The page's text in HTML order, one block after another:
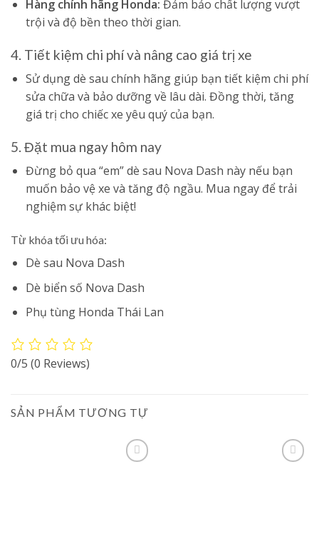
Hàng chính hãng Honda: Đảm bảo chất lượng vượt
trội và độ bền theo thời gian.
4. Tiết kiệm chi phí và nâng cao giá trị xe
Sử dụng dè sau chính hãng giúp bạn tiết kiệm chi phí
sửa chữa và bảo dưỡng về lâu dài. Đồng thời, tăng
giá trị cho chiếc xe yêu quý của bạn.
5. Đặt mua ngay hôm nay
Đừng bỏ qua “em” dè sau Nova Dash này nếu bạn
muốn bảo vệ xe và tăng độ ngầu. Mua ngay để trải
nghiệm sự khác biệt!
Từ khóa tối ưu hóa:
Dè sau Nova Dash
Dè biển số Nova Dash
Phụ tùng Honda Thái Lan
0/5 (0 Reviews)
SẢN PHẨM TƯƠNG TỰ